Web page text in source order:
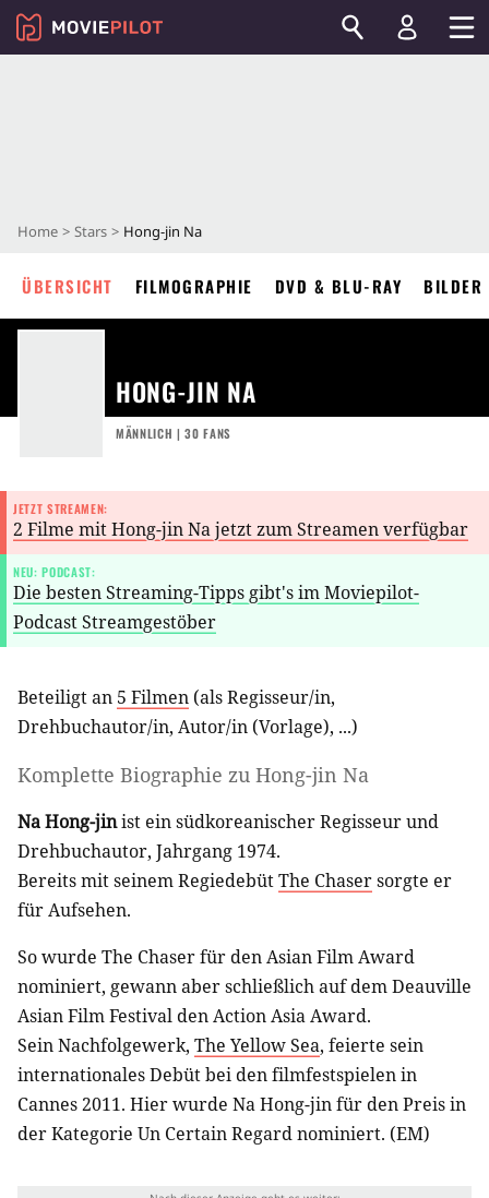
Home Stars Hong-jin Na
ÜBERSICHT FILMOGRAPHIE DVD & BLU-RAY BILDER
HONG-JIN NA
MÄNNLICH | 30 FANS
JETZT STREAMEN:
2 Filme mit Hong-jin Na jetzt zum Streamen verfügbar
NEU: PODCAST:
Die besten Streaming-Tipps gibt's im Moviepilot-
Podcast Streamgestöber
Beteiligt an 5 Filmen (alsRegisseur/in,
Drehbuchautor/in, Autor/in (Vorlage), ...)
Komplette Biographie zu Hong-jin Na
Na Hong-jinist ein südkoreanischer Regisseur und
Drehbuchautor, Jahrgang 1974.
Bereits mit seinem RegiedebütThe Chasersorgte er
für Aufsehen.
So wurde The Chaser für den Asian Film Award
nominiert, gewann aber schließlich auf dem Deauville
Asian Film Festival den Action Asia Award.
Sein Nachfolgewerk, The Yellow Sea, feierte sein
internationales Debüt bei den filmfestspielen in
Cannes 2011. Hier wurde Na Hong-jin für den Preis in
der Kategorie Un Certain Regard nominiert. (EM)